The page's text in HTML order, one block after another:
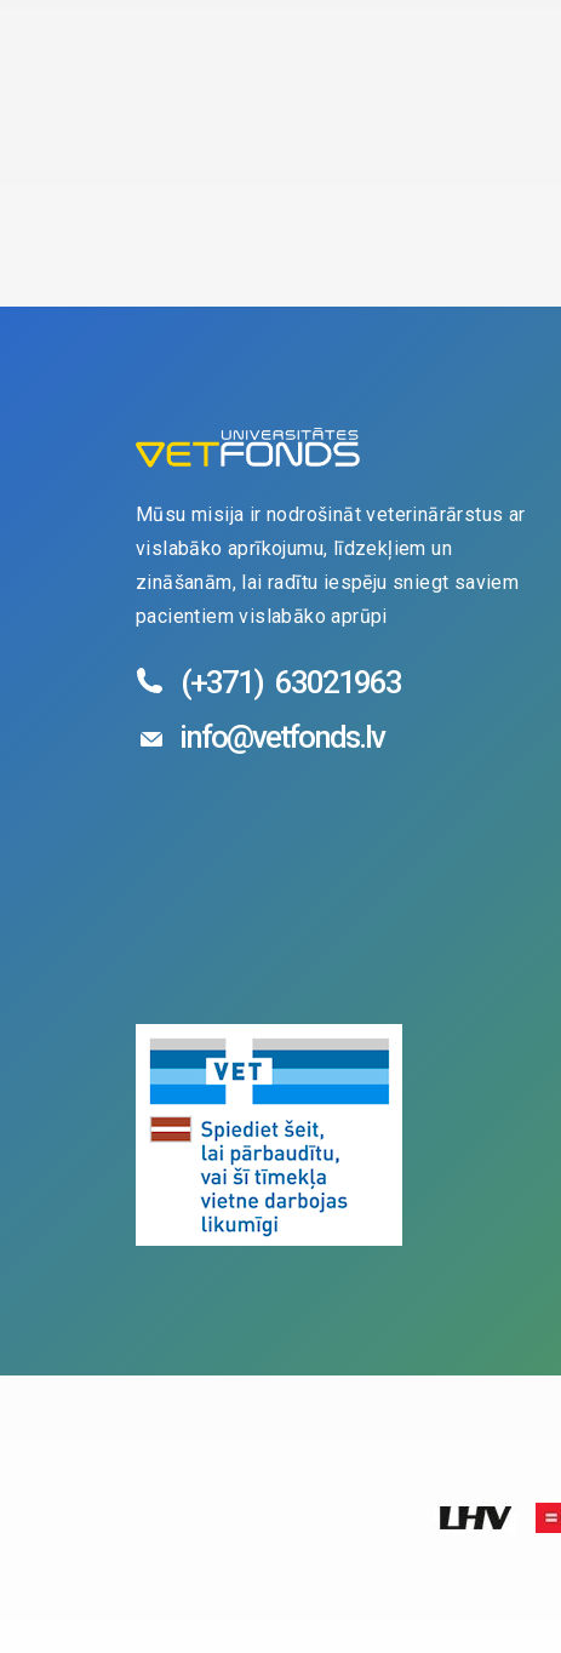
Mūsu misija ir nodrošināt veterinārārstus ar
vislabāko aprīkojumu, līdzekļiem un
zināšanām, lai radītu iespēju sniegt saviem
pacientiem vislabāko aprūpi
(+371) 63021963
info@vetfonds.lv